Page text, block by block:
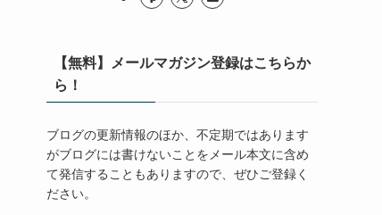
【無料】メールマガジン登録はこちらか
ら！
ブログの更新情報のほか、不定期ではあります
がブログには書けないことをメール本文に含め
て発信することもありますので、ぜひご登録く
ださい。